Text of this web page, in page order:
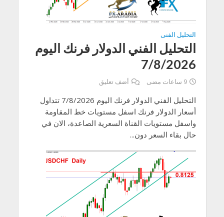
التحليل الفنى
التحليل الفني الدولار فرنك اليوم
7/8/2026
9 ساعات مضى أضف تعليق
التحليل الفني الدولار فرنك اليوم 7/8/2026 تتداول
أسعار الدولار فرنك اسفل مستويات خط المقاومة
واسفل مستويات القناة السعرية الصاعدة، الان في
حال بقاء السعر دون...